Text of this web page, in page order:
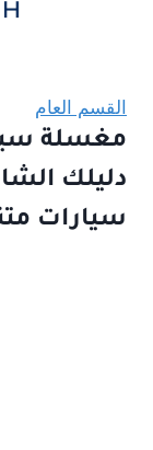
القسم العام
دليلك
سيارات متنقلة